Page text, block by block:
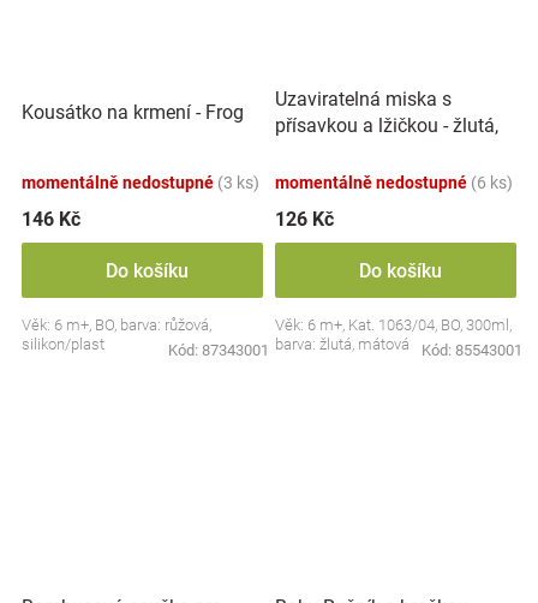
Kousátko na krmení - Frog
momentálně nedostupné (3 ks)
146 Kč
Do košíku
Věk: 6 m+, BO, barva: růžová,
silikon/plast
Kód: 87343001
Uzaviratelná miska s
přísavkou a lžičkou - žlutá,
momentálně nedostupné (6 ks)
126 Kč
Do košíku
Věk: 6 m+, Kat. 1063/04, BO, 300ml,
barva: žlutá, mátová
Kód: 85543001